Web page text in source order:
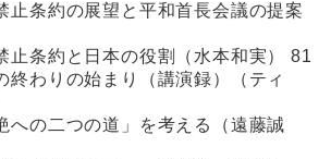
条約の展望と平和首長会議の提案
条約と日本の役割（水本和実） 81
わりの始まり（講演録）（ティ
の二つの道」を考える（遠藤誠